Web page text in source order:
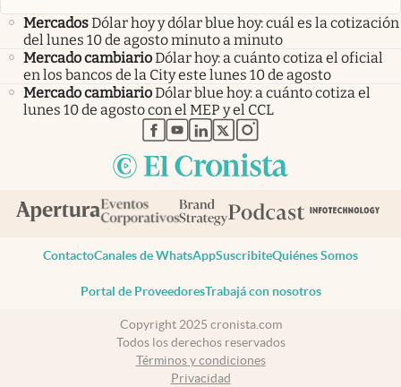
MercadosDólar hoy y dólar blue hoy: cuál es la cotización
del lunes 10 de agosto minuto a minuto
Mercado cambiarioDólar hoy: a cuánto cotiza el oficial
en los bancos de la City este lunes 10 de agosto
Mercado cambiarioDólar blue hoy: a cuánto cotiza el
lunes 10 de agosto con el MEP y el CCL
abre en nueva pestaña
abre en nueva pestaña
abre en nueva pestaña
abre en nueva pestaña
abre en nueva pestaña
ContactoCanales de WhatsAppSuscribiteQuiénes Somos
Portal de ProveedoresTrabajá con nosotros
Copyright 2025 cronista.com
Todos los derechos reservados
Términos y condiciones
Privacidad